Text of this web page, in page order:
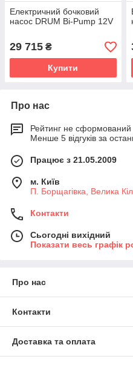
Електричний бочковий
насос DRUM Bi-Pump 12V
29 715 ₴
Купити
Про нас
Рейтинг не сформований
Менше 5 відгуків за
Працює з 21.05.2009
м. Київ
П. Борщагівка, Велика
Контакти
Сьогодні вихідний
Показати весь графік
Про нас
Контакти
Доставка та оплата